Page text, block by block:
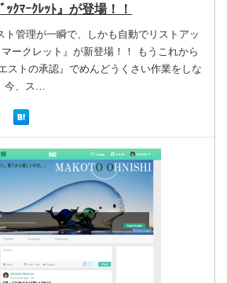
ｸﾏｰｸﾚｯﾄ』が登場！！
ト管理が一瞬で、しかも自動でリストアッ
ークレット』が新登場！！ もうこれから
ストの承認』でめんどうくさい作業をしな
今、ス…